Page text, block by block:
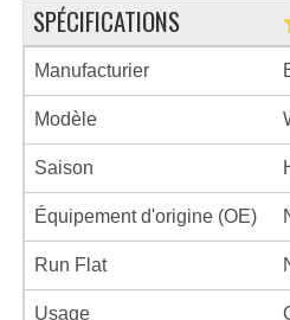
SPÉCIFICATIONS
Manufacturier
Modèle
Saison
Équipement d'origine (OE)
Run Flat
Usage